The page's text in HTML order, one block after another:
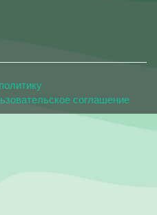
политику
соглашение